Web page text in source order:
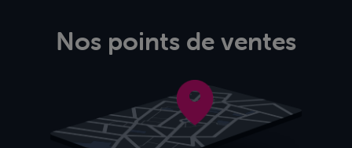
Nos points de ventes